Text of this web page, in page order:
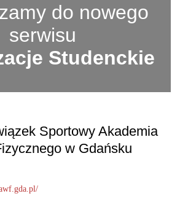
do nowego
serwisu
Studenckie
Sportowy Akademia
w Gdańsku